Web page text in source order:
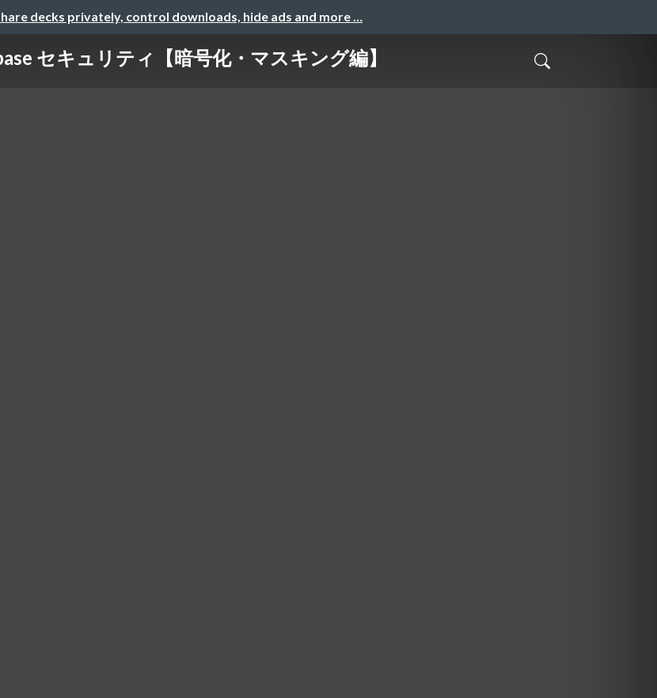
decks privately, control downloads, hide ads and more …
セキュリティ【暗号化・マスキング編】